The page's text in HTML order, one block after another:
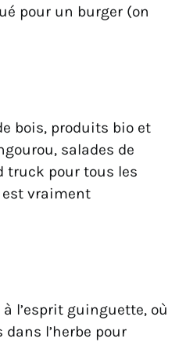
pour un burger (on
bois, produits bio et
salades de
truck pour tous les
vraiment
l’esprit guinguette, où
l’herbe pour